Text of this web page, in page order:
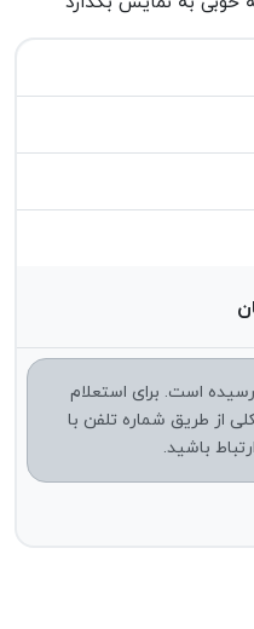
است. برای استعلام
از طریق شماره تلفن با
باشید.